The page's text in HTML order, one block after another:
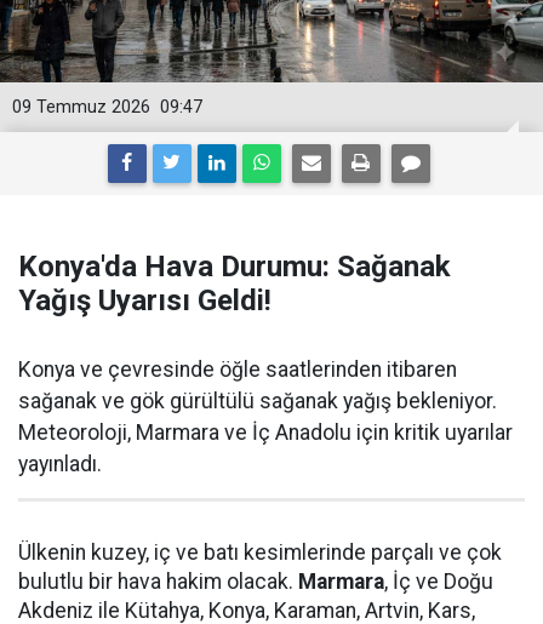
09:47
09 Temmuz 2026
Konya'da Hava Durumu: Sağanak
Yağış Uyarısı Geldi!
Konya ve çevresinde öğle saatlerinden itibaren
sağanak ve gök gürültülü sağanak yağış bekleniyor.
Meteoroloji, Marmara ve İç Anadolu için kritik uyarılar
yayınladı.
Ülkenin kuzey, iç ve batı kesimlerinde parçalı ve çok
bulutlu bir hava hakim olacak. Marmara, İç ve Doğu
Akdeniz ile Kütahya, Konya, Karaman, Artvin, Kars,